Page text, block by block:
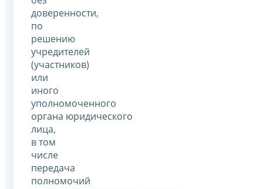
доверенности,
по
решению
учредителей
(участников)
или
иного
уполномоченного
органа юридического
лица,
в том
числе
передача
полномочий